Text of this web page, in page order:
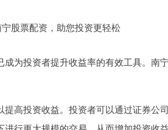
为投资者提升收益率的有效工具。南
高投资收益。投资者可以通过证券公